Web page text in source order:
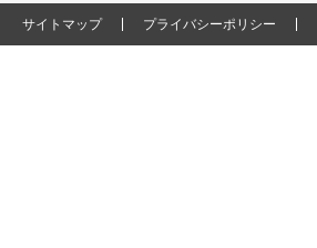
サイトマップ プライバシーポリシー